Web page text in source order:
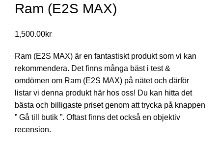
Ram (E2S MAX)
1,500.00kr
Ram (E2S MAX) är en fantastiskt produkt som vi kan
rekommendera. Det finns många bäst i test &
omdömen om Ram (E2S MAX) på nätet och därför
listar vi denna produkt här hos oss! Du kan hitta det
bästa och billigaste priset genom att trycka på knappen
” Gå till butik ”. Oftast finns det också en objektiv
recension.